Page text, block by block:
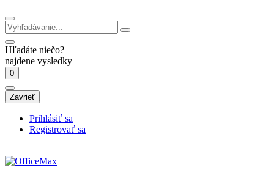
Hľadáte niečo?
najdene vysledky
0
Zavrieť
Prihlásiť sa
Registrovať sa